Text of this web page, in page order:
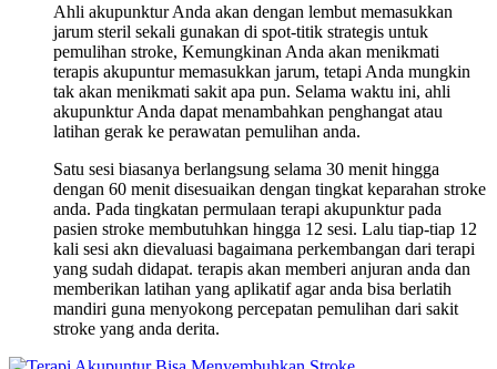
Ahli akupunktur Anda akan dengan lembut memasukkan
jarum steril sekali gunakan di spot-titik strategis untuk
pemulihan stroke, Kemungkinan Anda akan menikmati
terapis akupuntur memasukkan jarum, tetapi Anda mungkin
tak akan menikmati sakit apa pun. Selama waktu ini, ahli
akupunktur Anda dapat menambahkan penghangat atau
latihan gerak ke perawatan pemulihan anda.
Satu sesi biasanya berlangsung selama 30 menit hingga
dengan 60 menit disesuaikan dengan tingkat keparahan stroke
anda. Pada tingkatan permulaan terapi akupunktur pada
pasien stroke membutuhkan hingga 12 sesi. Lalu tiap-tiap 12
kali sesi akn dievaluasi bagaimana perkembangan dari terapi
yang sudah didapat. terapis akan memberi anjuran anda dan
memberikan latihan yang aplikatif agar anda bisa berlatih
mandiri guna menyokong percepatan pemulihan dari sakit
stroke yang anda derita.